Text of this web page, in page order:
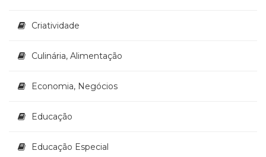
(22)
(30)
Ocupacional
Treinamento
(65)
Criatividade
Culinária, Alimentação
Economia, Negócios
Educação
Educação Especial